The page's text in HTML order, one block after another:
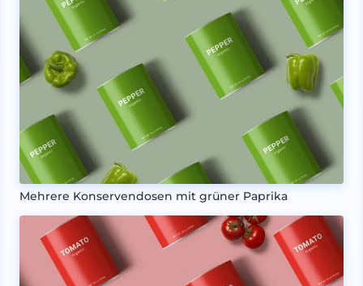
Mehrere Konservendosen mit grüner Paprika